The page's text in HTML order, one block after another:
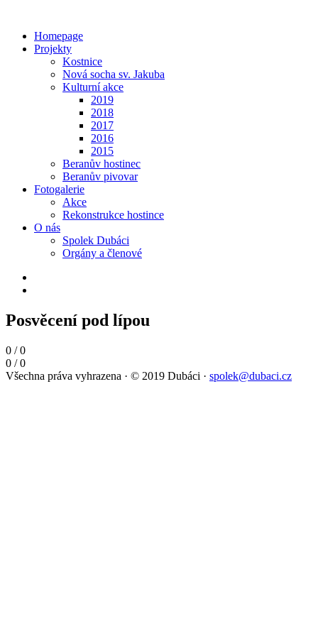
Homepage
Projekty
Kostnice
Nová socha sv. Jakuba
Kulturní akce
2019
2018
2017
2016
2015
Beranův hostinec
Beranův pivovar
Fotogalerie
Akce
Rekonstrukce hostince
O nás
Spolek Dubáci
Orgány a členové
Posvěcení pod lípou
0 /0
0 /0
Všechna práva vyhrazena · © 2019 Dubáci · spolek@dubaci.cz